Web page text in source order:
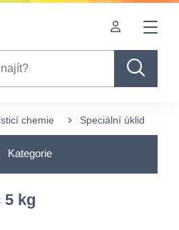
chemie Speciální úklid
Kategorie
5 kg